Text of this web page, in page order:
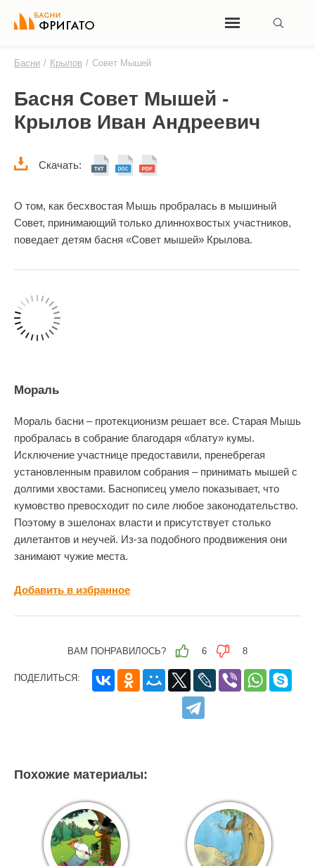
Басни / Крылов / Совет Мышей
Басня Совет Мышей -
Крылов Иван Андреевич
Скачать:
О том, как бесхвостая Мышь пробралась в мышиный
Совет, принимающий только длиннохвостых участников,
поведает детям басня «Совет мышей» Крылова.
Мораль
Мораль басни – протекционизм решает все. Старая Мышь
пробралась в собрание благодаря «блату» кумы.
Исключение участнице предоставили, пренебрегая
установленным правилом собрания – принимать мышей с
долгими хвостами. Баснописец умело показывает, что
кумовство превосходит по силе любое законодательство.
Поэтому в эшелонах власти и присутствует столько
дилетантов и неучей. Из-за подобного продвижения они
занимают чужие места.
Добавить в избранное
ВАМ ПОНРАВИЛОСЬ? 6 8
ПОДЕЛИТЬСЯ:
Похожие материалы: